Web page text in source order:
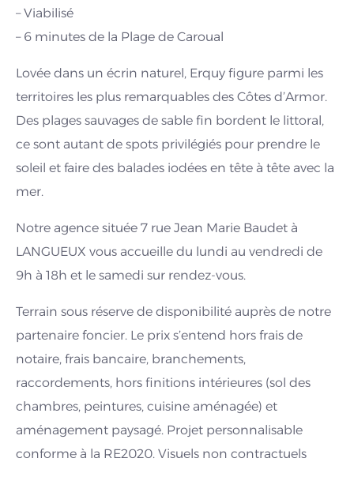
– Viabilisé
– 6 minutes de la Plage de Caroual
Lovée dans un écrin naturel, Erquy figure parmi les
territoires les plus remarquables des Côtes d’Armor.
Des plages sauvages de sable fin bordent le littoral,
ce sont autant de spots privilégiés pour prendre le
soleil et faire des balades iodées en tête à tête avec la
mer.
Notre agence située 7 rue Jean Marie Baudet à
LANGUEUX vous accueille du lundi au vendredi de
9h à 18h et le samedi sur rendez-vous.
Terrain sous réserve de disponibilité auprès de notre
partenaire foncier. Le prix s’entend hors frais de
notaire, frais bancaire, branchements,
raccordements, hors finitions intérieures (sol des
chambres, peintures, cuisine aménagée) et
aménagement paysagé. Projet personnalisable
conforme à la RE2020. Visuels non contractuels